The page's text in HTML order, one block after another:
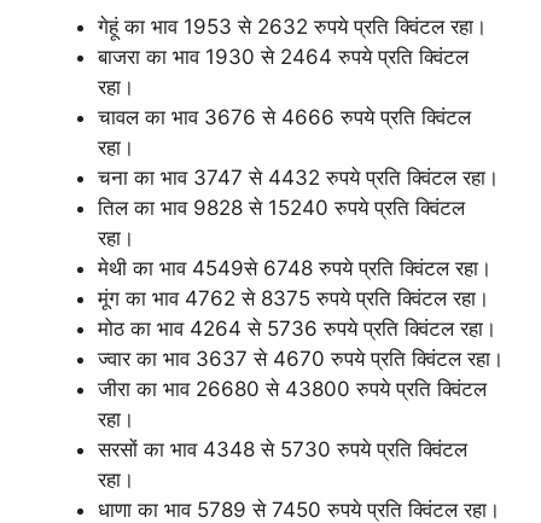
गेहूं का भाव 1953 से 2632 रुपये प्रति क्विंटल रहा।
बाजरा का भाव 1930 से 2464 रुपये प्रति क्विंटल
रहा।
चावल का भाव 3676 से 4666 रुपये प्रति क्विंटल
रहा।
चना का भाव 3747 से 4432 रुपये प्रति क्विंटल रहा।
तिल का भाव 9828 से 15240 रुपये प्रति क्विंटल
रहा।
मेथी का भाव 4549से 6748 रुपये प्रति क्विंटल रहा।
मूंग का भाव 4762 से 8375 रुपये प्रति क्विंटल रहा।
मोठ का भाव 4264 से 5736 रुपये प्रति क्विंटल रहा।
ज्वार का भाव 3637 से 4670 रुपये प्रति क्विंटल रहा।
जीरा का भाव 26680 से 43800 रुपये प्रति क्विंटल
रहा।
सरसों का भाव 4348 से 5730 रुपये प्रति क्विंटल
रहा।
धाणा का भाव 5789 से 7450 रुपये प्रति क्विंटल रहा।